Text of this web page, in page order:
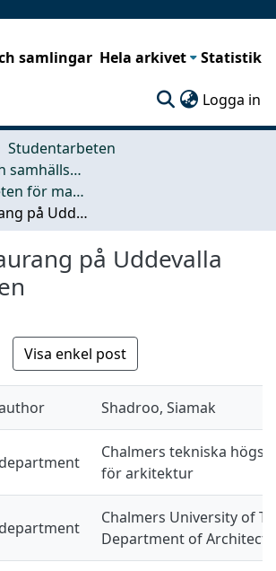
samlingar Hela arkivet Statistik
Logga in
Studentarbeten
Arkitektur och samhällsbyggnadsteknik (ACE)
Examensarbeten för masterexamen
Café/Restaurang på Uddevalla Skeppsviken
på Uddevalla
Visa enkel post
Shadroo, Siamak
Chalmers tekniska
för arkitektur
Chalmers University of
Department of